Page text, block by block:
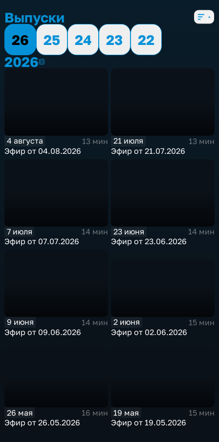
Выпуски
26
25 24 23
22
20262026
4 августа
13 мин
Эфир от 04.08.2026
21 июля
13 мин
Эфир от 21.07.2026
7 июля
14 мин
Эфир от 07.07.2026
23 июня
14 мин
Эфир от 23.06.2026
9 июня
14 мин
Эфир от 09.06.2026
2 июня
15 мин
Эфир от 02.06.2026
26 мая
16 мин
Эфир от 26.05.2026
19 мая
15 мин
Эфир от 19.05.2026